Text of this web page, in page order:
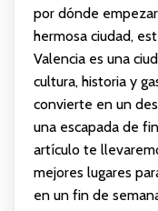
por dónde
hermosa ciudad,
Valencia es una
cultura, historia y
convierte en un
una escapada de
artículo te
mejores lugares
en un fin de